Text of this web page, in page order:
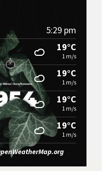
5:29 pm
19°C
1 m/s
19°C
1 m/s
19°C
1 m/s
19°C
1 m/s